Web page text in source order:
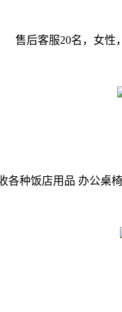
售后客服20名，女性
各种饭店用品 办公桌